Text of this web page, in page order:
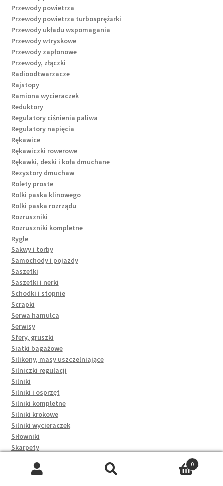
Przewody powietrza
Przewody powietrza turbosprężarki
Przewody układu wspomagania
Przewody wtryskowe
Przewody zapłonowe
Przewody, złączki
Radioodtwarzacze
Rajstopy
Ramiona wycieraczek
Reduktory
Regulatory ciśnienia paliwa
Regulatory napięcia
Rękawice
Rękawiczki rowerowe
Rękawki, deski i koła dmuchane
Rezystory dmuchaw
Rolety proste
Rolki paska klinowego
Rolki paska rozrządu
Rozruszniki
Rozruszniki kompletne
Rygle
Sakwy i torby
Samochody i pojazdy
Saszetki
Saszetki i nerki
Schodki i stopnie
Scrapki
Serwa hamulca
Serwisy
Sfery, gruszki
Siatki bagażowe
Silikony, masy uszczelniające
Silniczki regulacji
Silniki
Silniki i osprzęt
Silniki kompletne
Silniki krokowe
Silniki wycieraczek
Siłowniki
Skarpety
Skrzynki bezpieczników
0